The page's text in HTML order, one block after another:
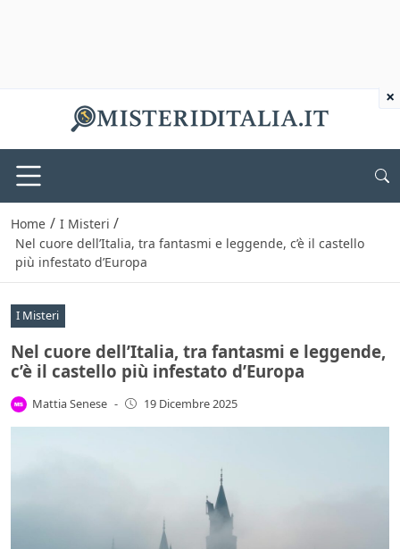
Home / I Misteri /
Nel cuore dell’Italia, tra fantasmi e leggende, c’è il castello
più infestato d’Europa
I Misteri
Nel cuore dell’Italia, tra fantasmi e leggende,
c’è il castello più infestato d’Europa
Mattia Senese - 19 Dicembre 2025
×